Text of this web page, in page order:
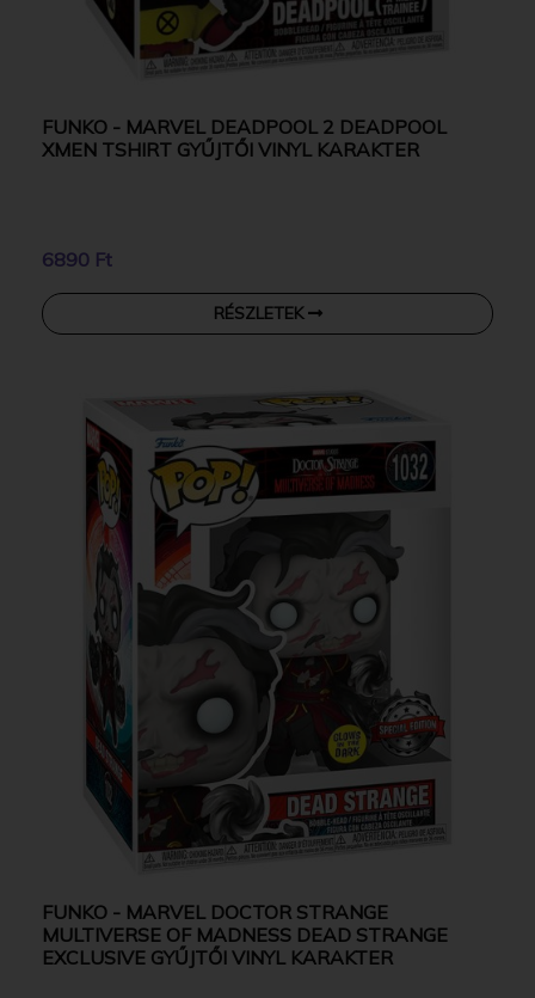
FUNKO - MARVEL DEADPOOL 2 DEADPOOL
XMEN TSHIRT GYŰJTŐI VINYL KARAKTER
6890 Ft
RÉSZLETEK
FUNKO - MARVEL DOCTOR STRANGE
MULTIVERSE OF MADNESS DEAD STRANGE
EXCLUSIVE GYŰJTŐI VINYL KARAKTER